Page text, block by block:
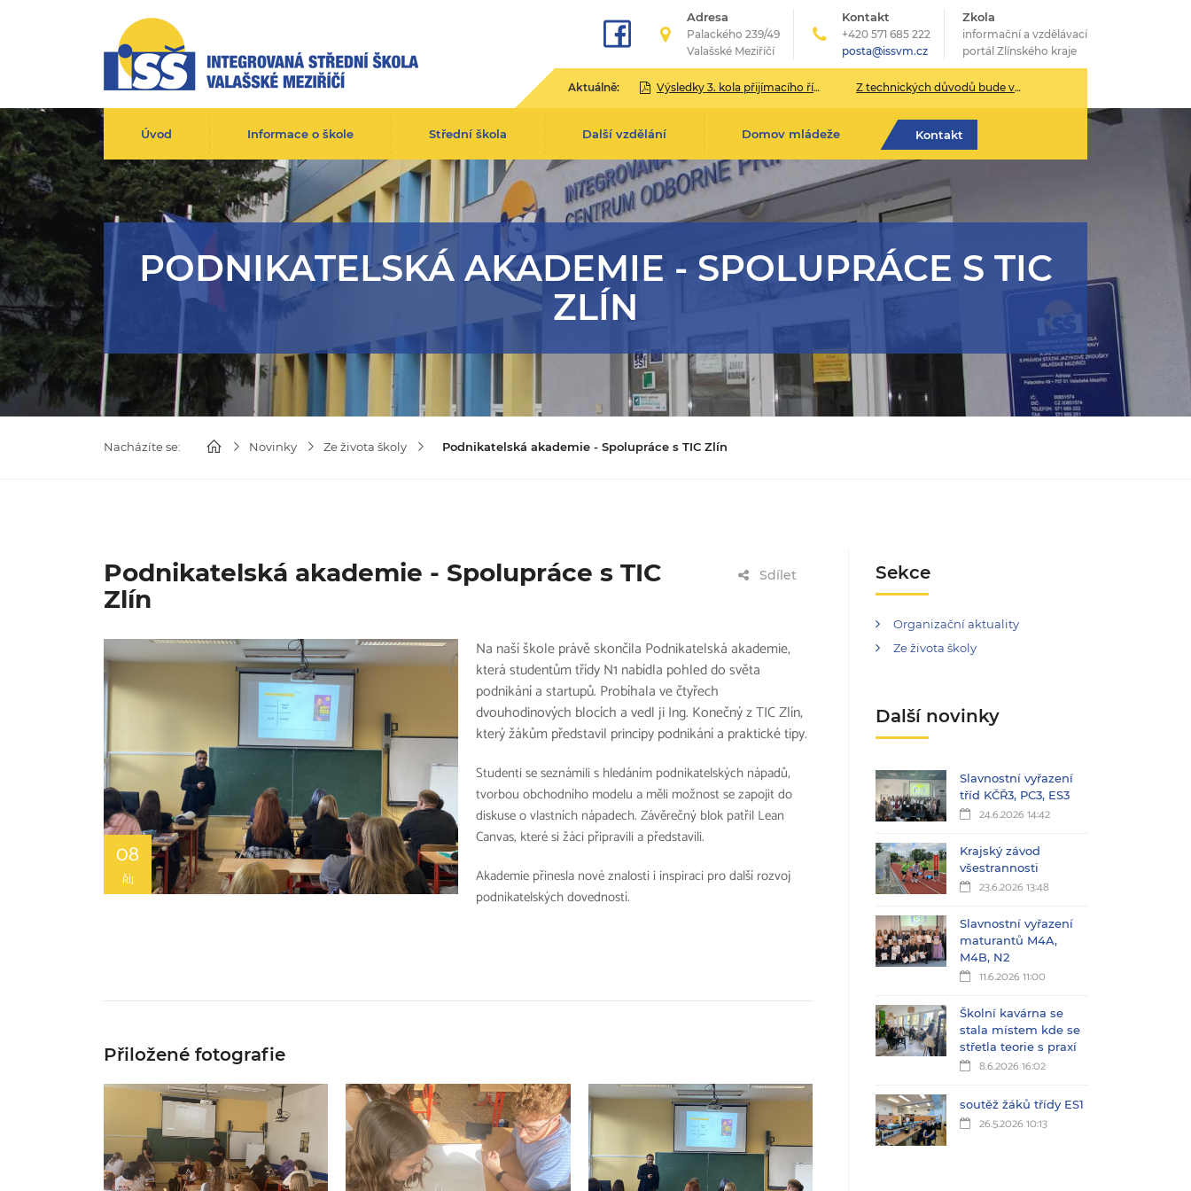
Adresa
Palackého 239/49
Valašské Meziříčí
Kontakt
+420 571 685 222
posta@issvm.cz
Zkola
informační a vzdělávací
portál Zlínského kraje
Aktuálně: Výsledky 3. kola přijímacího řízení pro školní rok 2026/2027 Z technických důvodů bude v pondělí 13. července sekretariát školy uzavřen.
Úvod Informace o škole Střední škola Další vzdělání Domov mládeže Kontakt
PODNIKATELSKÁ AKADEMIE - SPOLUPRÁCE S TIC
ZLÍN
Nacházíte se: Novinky Ze života školy Podnikatelská akademie - Spolupráce s TIC Zlín
Sdílet
Podnikatelská akademie - Spolupráce s TIC
Zlín
08
ŘÍJ
Na naší škole právě skončila Podnikatelská akademie,
která studentům třídy N1 nabídla pohled do světa
podnikání a startupů. Probíhala ve čtyřech
dvouhodinových blocích a vedl ji Ing. Konečný z TIC Zlín,
který žákům představil principy podnikání a praktické tipy.
Studenti se seznámili s hledáním podnikatelských nápadů,
tvorbou obchodního modelu a měli možnost se zapojit do
diskuse o vlastních nápadech. Závěrečný blok patřil Lean
Canvas, které si žáci připravili a představili.
Akademie přinesla nové znalosti i inspiraci pro další rozvoj
podnikatelských dovedností.
Přiložené fotografie
Sekce
Organizační aktuality
Ze života školy
Další novinky
Slavnostní vyřazení
tříd KČŘ3, PC3, ES3
24.6.2026 14:42
Krajský závod
všestrannosti
23.6.2026 13:48
Slavnostní vyřazení
maturantů M4A,
M4B, N2
11.6.2026 11:00
Školní kavárna se
stala místem kde se
střetla teorie s praxí
8.6.2026 16:02
soutěž žáků třídy ES1
26.5.2026 10:13